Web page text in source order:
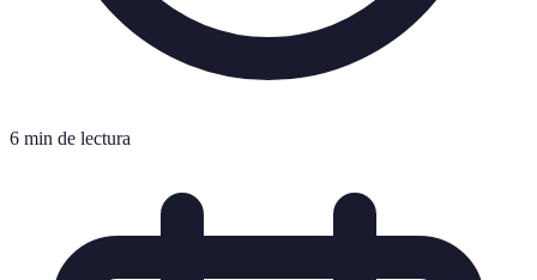
6 min de lectura